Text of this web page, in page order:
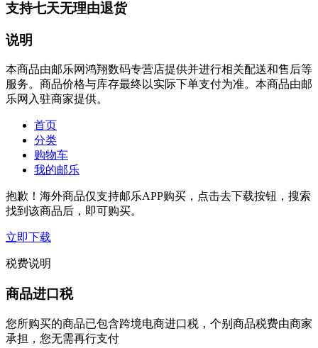
支持七天无理由退货
说明
本商品由邮乐网鸿翔数码专营店提供并进行相关配送和售后等
服务。商品价格与库存最终以实际下单支付为准。本商品由邮
乐网入驻商家提供。
首页
分类
购物车
我的邮乐
抱歉！海外商品仅支持邮乐APP购买，点击去下载按钮，搜索
找到该商品后，即可购买。
立即下载
税费说明
商品进口税
您所购买的商品已包含跨境电商进口税，个别商品税费由商家
承担，您无需再行支付